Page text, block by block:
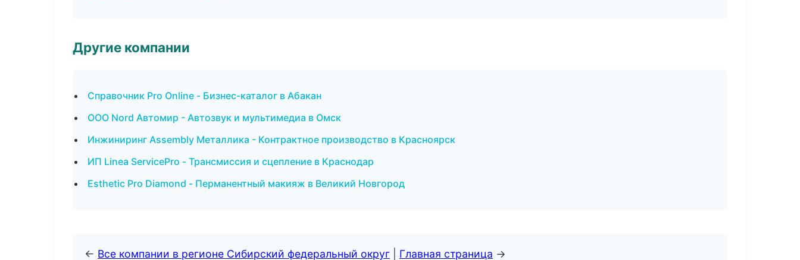
Другие компании
Справочник Pro Online - Бизнес-каталог в Абакан
ООО Nord Автомир - Автозвук и мультимедиа в Омск
Инжиниринг Assembly Металлика - Контрактное производство в Красноярск
ИП Linea ServicePro - Трансмиссия и сцепление в Краснодар
Esthetic Pro Diamond - Перманентный макияж в Великий Новгород
← Все компании в регионе Сибирский федеральный округ Главная страница →